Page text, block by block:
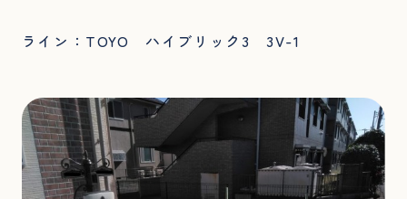
ライン：TOYO ハイブリック3 3V-1